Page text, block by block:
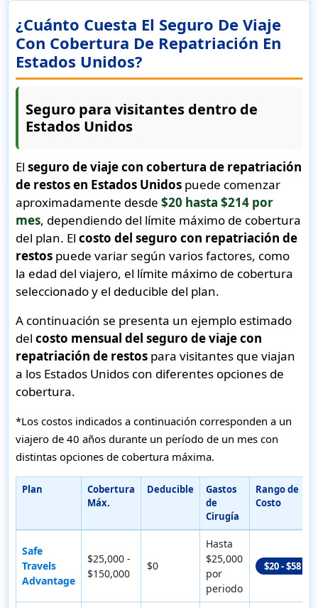
¿Cuánto Cuesta El Seguro De Viaje
Con Cobertura De Repatriación En
Estados Unidos?
Seguro para visitantes dentro de
Estados Unidos
Elseguro de viaje con cobertura de repatriación
de restos en Estados Unidos puede comenzar
aproximadamente desde$20 hasta $214 por
mes, dependiendo del límite máximo de cobertura
del plan. Elcosto del seguro con repatriación de
restos puede variar según varios factores, como
la edad del viajero, el límite máximo de cobertura
seleccionado y el deducible del plan.
A continuación se presenta un ejemplo estimado
delcosto mensual del seguro de viaje con
repatriación de restos para visitantes que viajan
a los Estados Unidos con diferentes opciones de
cobertura.
*Los costos indicados a continuación corresponden a un
viajero de 40 años durante un período de un mes con
distintas opciones de cobertura máxima.
Plan
Cobertura
Máx.
Deducible
Gastos
de
Cirugía
Rango de
Costo
Safe
Travels
Advantage
$25,000 -
$150,000
$0
Hasta
$25,000
por
periodo
$20 - $58